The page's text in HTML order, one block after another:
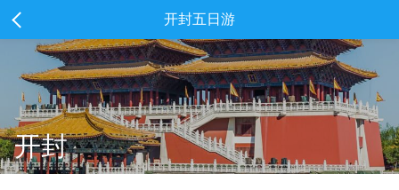
开封五日游
开封